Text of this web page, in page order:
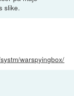
slike.
warspyingbox/